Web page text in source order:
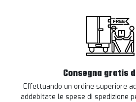
Consegna gratis
Effettuando un ordine superiore
addebitate le spese di spedizione